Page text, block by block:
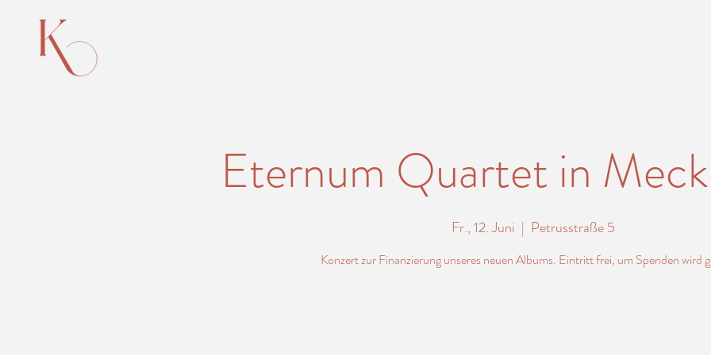
Eternum Quartet in
Fr., 12. Juni
  |
Petrusstraße 5
Konzert zur Finanzierung unseres neuen Albums. Eintritt frei, um Spenden wird